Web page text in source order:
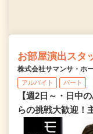
お部屋演出スタ
株式会社サマンサ・ホ
アルバイト パート
【週2日～・日中
らの挑戦大歓迎！